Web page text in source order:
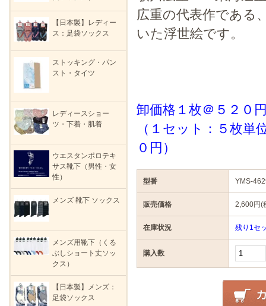
広重の代表作である
いた浮世絵です。
卸価格１枚＠５２０
（１セット：５枚
０円）
型番 YMS-
販売価格 2,600円(
在庫状況 残り1セ
購入数
【日本製】レディー
ス：足袋ソックス
ストッキング・パン
スト・タイツ
レディースショー
ツ・下着・肌着
ウエスタンポロテキ
サス靴下（男性・女
性）
メンズ 靴下 ソックス
メンズ用靴下（くる
ぶしショート丈ソッ
クス）
【日本製】メンズ：
足袋ソックス